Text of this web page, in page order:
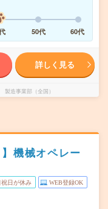
50代 60代
詳しく見る
造事業部（全国）
機械オペレー
祝日が休み WEB登録OK